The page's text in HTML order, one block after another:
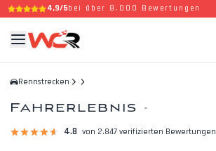
4,9/5bei über 8.000 Bewertungen
Rennstrecken
Fahrerlebnis -
4.8 von 2.847 verifizierten Bewertungen